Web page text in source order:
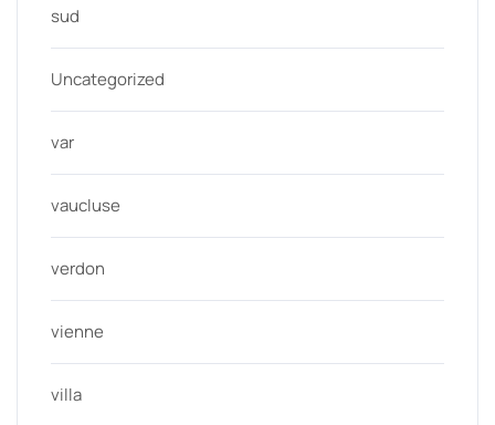
sud
Uncategorized
var
vaucluse
verdon
vienne
villa